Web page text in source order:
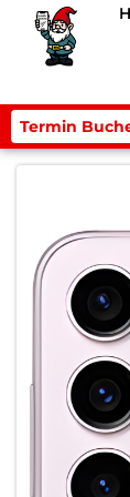
Termin